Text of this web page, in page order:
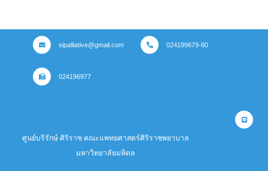
sipalliative@gmail.com 024199679-80
024196977
ศูนย์บริรักษ์ ศิริราช คณะแพทยศาสตร์ศิริราชพยาบาล
มหาวิทยาลัยมหิดล